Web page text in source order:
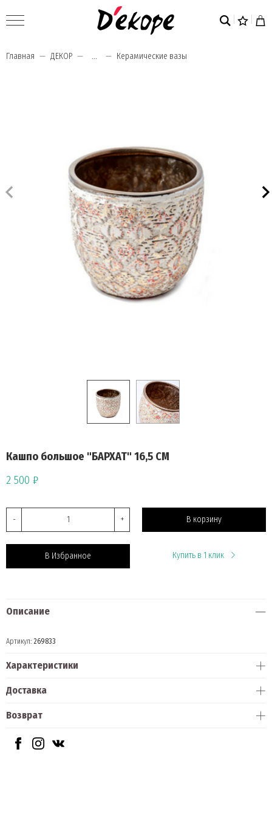
Главная ДЕКОР ... Керамические вазы
Кашпо большое "БАРХАТ" 16,5 СМ
2 500 ₽
- + В корзину
В Избранное Купить в 1 клик
Описание
Артикул: 269833
Характеристики
Доставка
Возврат